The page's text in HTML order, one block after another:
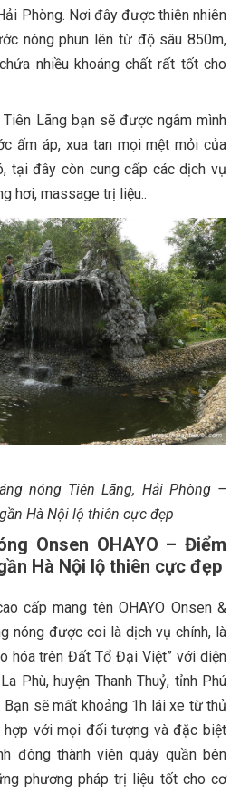
Phòng. Nơi đây được thiên nhiên
nóng phun lên từ độ sâu 850m,
nhiều khoáng chất rất tốt cho
Lãng bạn sẽ được ngâm mình
ấm áp, xua tan mọi mệt mỏi của
tại đây còn cung cấp các dịch vụ
hơi, massage trị liệu..
nóng Tiên Lãng, Hải Phòng –
Hà Nội lộ thiên cực đẹp
Onsen OHAYO – Điểm
Hà Nội lộ thiên cực đẹp
cấp mang tên OHAYO Onsen &
nóng được coi là dịch vụ chính, là
hóa trên Đất Tổ Đại Việt” với diện
Phù, huyện Thanh Thuỷ, tỉnh Phú
Bạn sẽ mất khoảng 1h lái xe từ thủ
hợp với mọi đối tượng và đặc biệt
đông thành viên quây quần bên
phương pháp trị liệu tốt cho cơ